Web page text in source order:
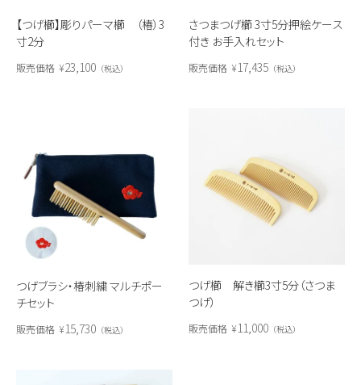
【つげ櫛】彫りパーマ櫛 （椿）3
寸2分
販売価格 ¥23,100 税込
さつまつげ櫛 3寸5分押絵ケース
付き お手入れセット
販売価格 ¥17,435 税込
つげブラシ・椿刺繍 マルチポー
チセット
販売価格 ¥15,730 税込
つげ櫛 解き櫛3寸5分（さつま
つげ）
販売価格 ¥11,000 税込